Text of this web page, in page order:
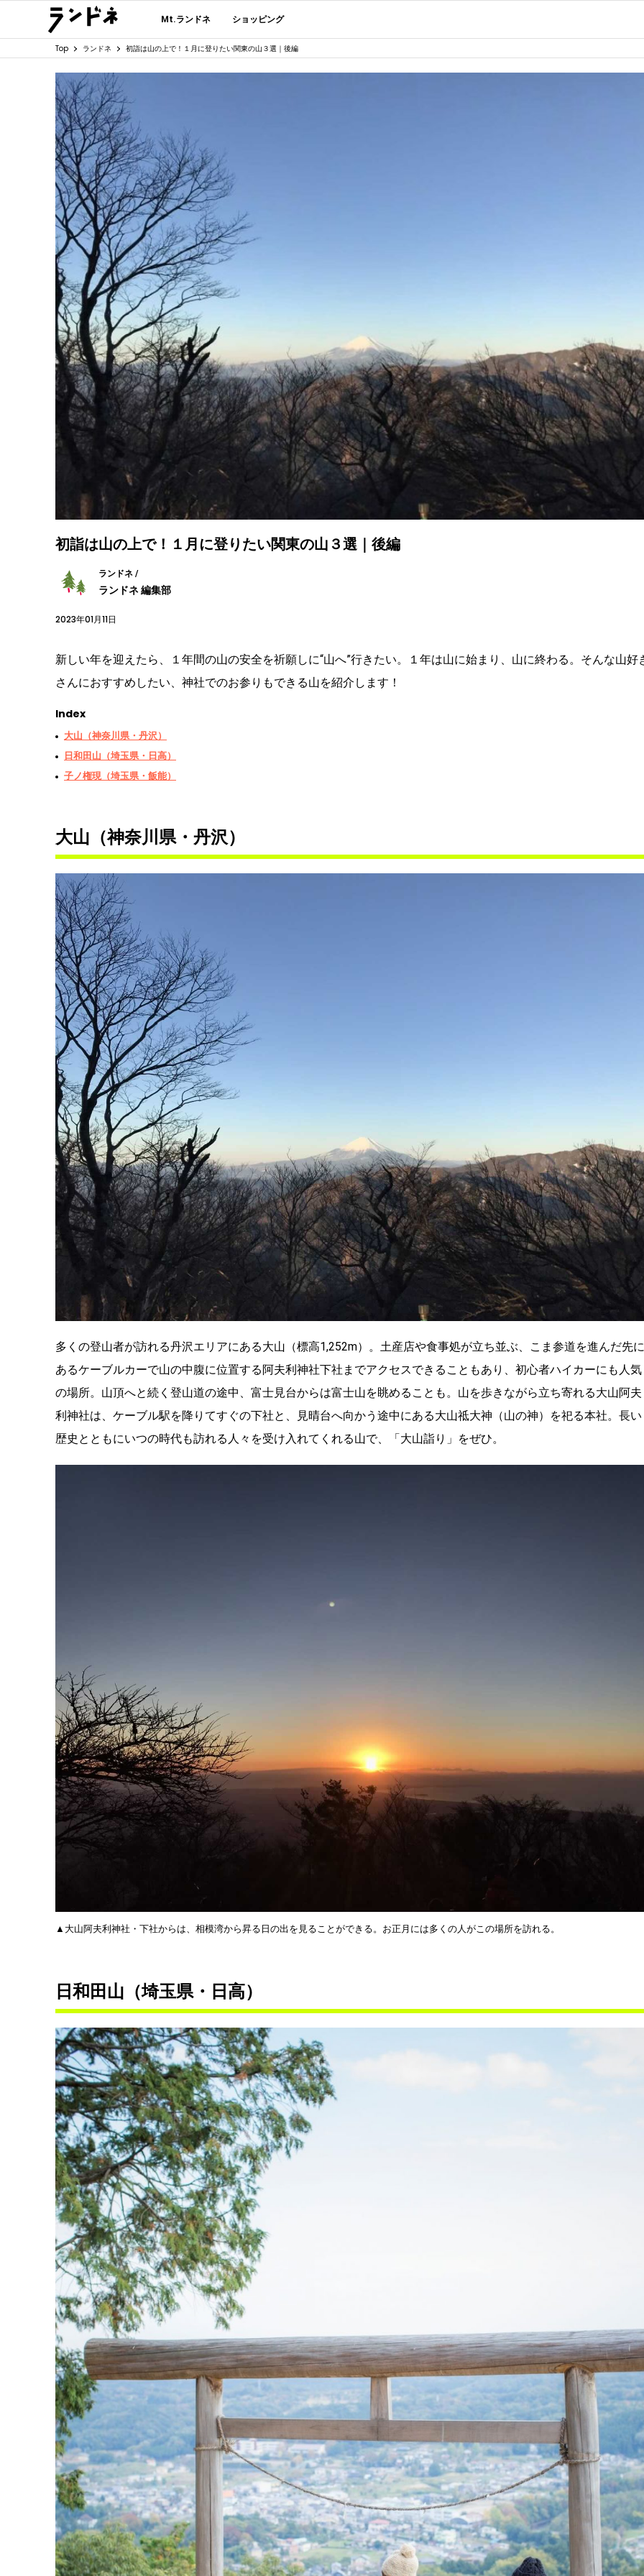
Mt.ランドネ ショッピング
Top ランドネ 初詣は山の上で！１月に登りたい関東の山３選｜後編
初詣は山の上で！１月に登りたい関東の山３選｜後編
ランドネ /
ランドネ 編集部
2023年01月11日
新しい年を迎えたら、１年間の山の安全を祈願しに“山へ”行きたい。１年は山に始まり、山に終わる。そんな山好
さんにおすすめしたい、神社でのお参りもできる山を紹介します！
Index
大山（神奈川県・丹沢）
日和田山（埼玉県・日高）
子ノ権現（埼玉県・飯能）
大山（神奈川県・丹沢）
多くの登山者が訪れる丹沢エリアにある大山（標高1,252m）。土産店や食事処が立ち並ぶ、こま参道を進んだ先に
あるケーブルカーで山の中腹に位置する阿夫利神社下社までアクセスできることもあり、初心者ハイカーにも人気
の場所。山頂へと続く登山道の途中、富士見台からは富士山を眺めることも。山を歩きながら立ち寄れる大山阿夫
利神社は、ケーブル駅を降りてすぐの下社と、見晴台へ向かう途中にある大山祗大神（山の神）を祀る本社。長い
歴史とともにいつの時代も訪れる人々を受け入れてくれる山で、「大山詣り」をぜひ。
▲大山阿夫利神社・下社からは、相模湾から昇る日の出を見ることができる。お正月には多くの人がこの場所を訪れる。
日和田山（埼玉県・日高）